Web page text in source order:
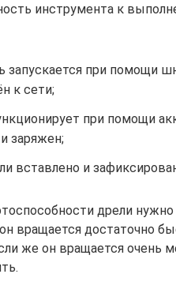
инструмента к
запускается при помощи
к сети;
при помощи
заряжен;
вставлено и
дрели
вращается достаточно
же он вращается очень